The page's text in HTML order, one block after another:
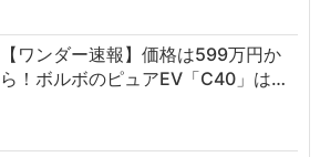
【ワンダー速報】価格は599万円か
ら！ボルボのピュアEV「C40」は…